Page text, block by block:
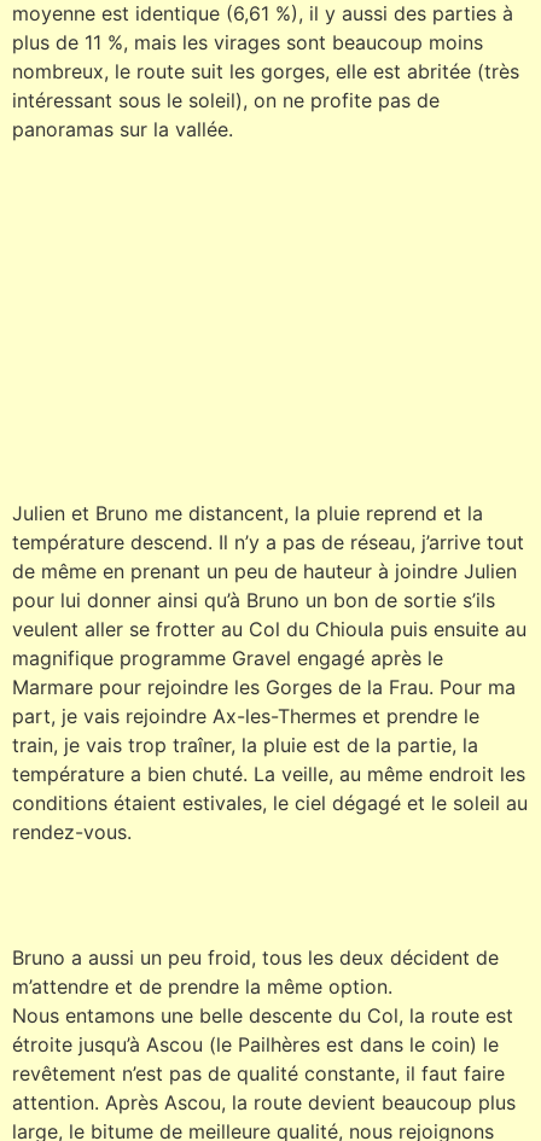
moyenne est identique (6,61 %), il y aussi des parties à
plus de 11 %, mais les virages sont beaucoup moins
nombreux, le route suit les gorges, elle est abritée (très
intéressant sous le soleil), on ne profite pas de
panoramas sur la vallée.
Julien et Bruno me distancent, la pluie reprend et la
température descend. Il n’y a pas de réseau, j’arrive tout
de même en prenant un peu de hauteur à joindre Julien
pour lui donner ainsi qu’à Bruno un bon de sortie s’ils
veulent aller se frotter au Col du Chioula puis ensuite au
magnifique programme Gravel engagé après le
Marmare pour rejoindre les Gorges de la Frau. Pour ma
part, je vais rejoindre Ax-les-Thermes et prendre le
train, je vais trop traîner, la pluie est de la partie, la
température a bien chuté. La veille, au même endroit les
conditions étaient estivales, le ciel dégagé et le soleil au
rendez-vous.
Bruno a aussi un peu froid, tous les deux décident de
m’attendre et de prendre la même option.
Nous entamons une belle descente du Col, la route est
étroite jusqu’à Ascou (le Pailhères est dans le coin) le
revêtement n’est pas de qualité constante, il faut faire
attention. Après Ascou, la route devient beaucoup plus
large, le bitume de meilleure qualité, nous rejoignons